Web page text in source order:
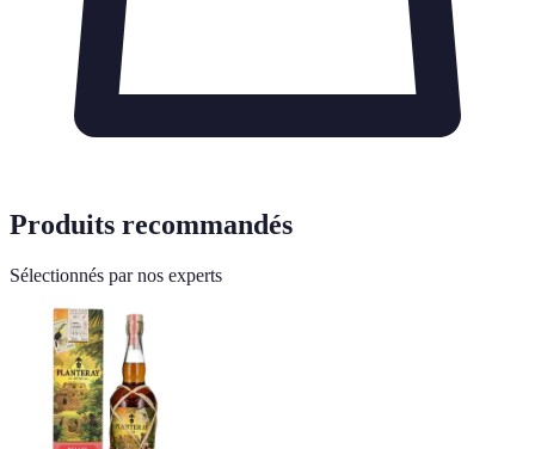
Produits recommandés
Sélectionnés par nos experts